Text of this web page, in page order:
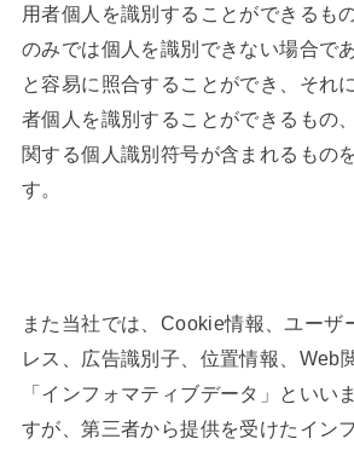
用者個人を識別することができるも
のみでは個人を識別できない場合で
と容易に照合することができ、それ
者個人を識別することができるもの
関する個人識別符号が含まれるもの
す。
また当社では、Cookie情報、ユーザ
レス、広告識別子、位置情報、Web
「インフォマティブデータ」といい
すが、第三者から提供を受けたイン